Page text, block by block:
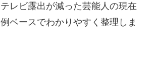
レビ露出が減った芸能人の現在
ベースでわかりやすく整理しま